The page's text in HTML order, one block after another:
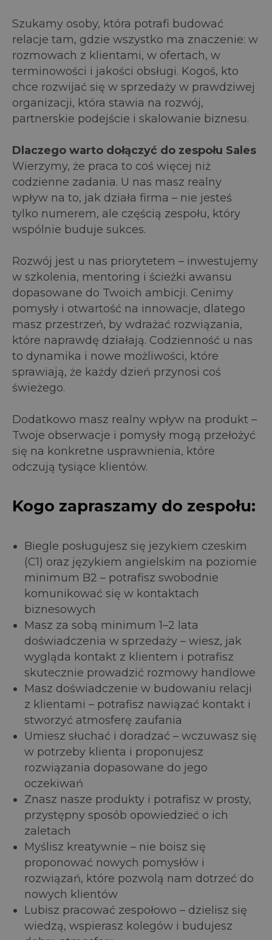
Szukamy osoby, która potrafi budować
relacje tam, gdzie wszystko ma znaczenie: w
rozmowach z klientami, w ofertach, w
terminowości i jakości obsługi. Kogoś, kto
chce rozwijać się w sprzedaży w prawdziwej
organizacji, która stawia na rozwój,
partnerskie podejście i skalowanie biznesu.
Dlaczego warto dołączyć do zespołu Sales
Wierzymy, że praca to coś więcej niż
codzienne zadania. U nas masz realny
wpływ na to, jak działa firma – nie jesteś
tylko numerem, ale częścią zespołu, który
wspólnie buduje sukces.
Rozwój jest u nas priorytetem – inwestujemy
w szkolenia, mentoring i ścieżki awansu
dopasowane do Twoich ambicji. Cenimy
pomysły i otwartość na innowacje, dlatego
masz przestrzeń, by wdrażać rozwiązania,
które naprawdę działają. Codzienność u nas
to dynamika i nowe możliwości, które
sprawiają, że każdy dzień przynosi coś
świeżego.
Dodatkowo masz realny wpływ na produkt –
Twoje obserwacje i pomysły mogą przełożyć
się na konkretne usprawnienia, które
odczują tysiące klientów.
Kogo zapraszamy do zespołu:
Biegle posługujesz się jezykiem czeskim
(C1) oraz językiem angielskim na poziomie
minimum B2 – potrafisz swobodnie
komunikować się w kontaktach
biznesowych
Masz za sobą minimum 1–2 lata
doświadczenia w sprzedaży – wiesz, jak
wygląda kontakt z klientem i potrafisz
skutecznie prowadzić rozmowy handlowe
Masz doświadczenie w budowaniu relacji
z klientami – potrafisz nawiązać kontakt i
stworzyć atmosferę zaufania
Umiesz słuchać i doradzać – wczuwasz się
w potrzeby klienta i proponujesz
rozwiązania dopasowane do jego
oczekiwań
Znasz nasze produkty i potrafisz w prosty,
przystępny sposób opowiedzieć o ich
zaletach
Myślisz kreatywnie – nie boisz się
proponować nowych pomysłów i
rozwiązań, które pozwolą nam dotrzeć do
nowych klientów
Lubisz pracować zespołowo – dzielisz się
wiedzą, wspierasz kolegów i budujesz